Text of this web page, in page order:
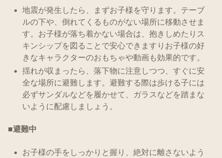
地震が発生したら、まずお子様を守ります。テーブ
ルの下や、倒れてくるものがない場所に移動させま
す。お子様が落ち着かない場合は、抱きしめたりス
キンシップを図ることで安心できますりお子様の好
きなキャラクターのおもちゃや動画も効果的です。
揺れが収まったら、落下物に注意しつつ、すぐに安
全な場所に避難します。避難する際は歩ける子には
必ずサンダルなどを履かせて、ガラスなどを踏まな
いように配慮しましょう。
■避難中
お子様の手をしっかりと握り、絶対に離さないよう